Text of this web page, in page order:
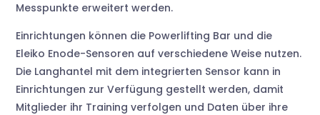
Messpunkte erweitert werden.
Einrichtungen können die Powerlifting Bar und die
Eleiko Enode-Sensoren auf verschiedene Weise nutzen.
Die Langhantel mit dem integrierten Sensor kann in
Einrichtungen zur Verfügung gestellt werden, damit
Mitglieder ihr Training verfolgen und Daten über ihre